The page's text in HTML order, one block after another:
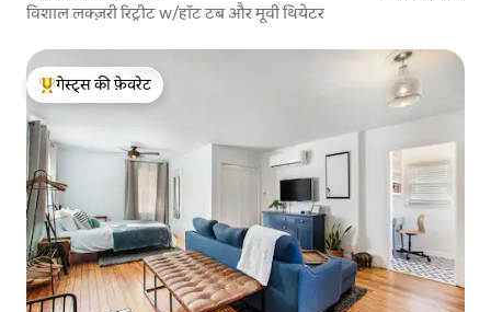
विशाल लक्ज़री रिट्रीट w/हॉट टब और मूवी थियेटर
गेस्ट्स का टॉप फ़ेवरेट
गेस्ट्स की फ़ेवरेट